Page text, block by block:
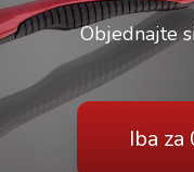
Objednajte
Iba